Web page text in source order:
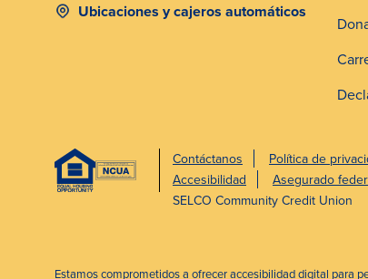
Ubicaciones y cajeros automáticos
Contáctanos Política de
Accesibilidad
Asegurado
SELCO Community Credit Union
Estamos comprometidos a ofrecer accesibilidad digital para